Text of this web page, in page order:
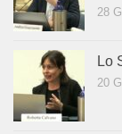
28
Lo
20